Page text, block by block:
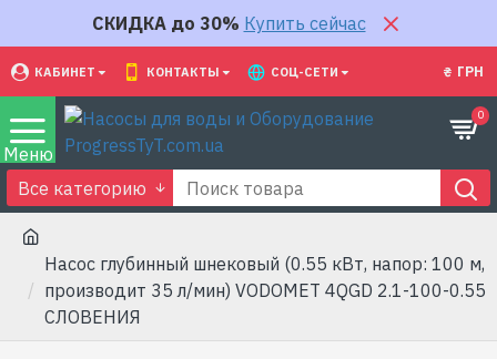
СКИДКА до 30% Купить сейчас
КАБИНЕТ КОНТАКТЫ СОЦ-СЕТИ ₴ ГРН
0
Все категорию
Насос глубинный шнековый (0.55 кВт, напор: 100 м,
производит 35 л/мин) VODOMET 4QGD 2.1-100-0.55
СЛОВЕНИЯ